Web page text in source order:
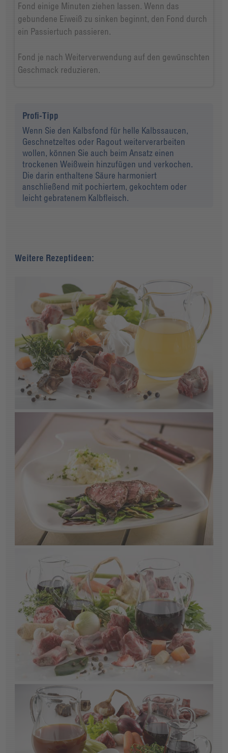
Fond einige Minuten ziehen lassen. Wenn das
gebundene Eiweiß zu sinken beginnt, den Fond durch
ein Passiertuch passieren.
Fond je nach Weiterverwendung auf den gewünschten
Geschmack reduzieren.
Profi-Tipp
Wenn Sie den Kalbsfond für helle Kalbssaucen,
Geschnetzeltes oder Ragout weiterverarbeiten
wollen, können Sie auch beim Ansatz einen
trockenen Weißwein hinzufügen und verkochen.
Die darin enthaltene Säure harmoniert
anschließend mit pochiertem, gekochtem oder
leicht gebratenem Kalbfleisch.
Weitere Rezeptideen: